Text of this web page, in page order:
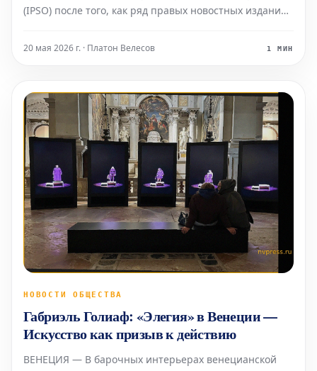
(IPSO) после того, как ряд правых новостных изданий
нигерийского попечителя по искусству Мисана
20 мая 2026 г. · Платон Велесов 1 МИН
НОВОСТИ ОБЩЕСТВА
Габриэль Голиаф: «Элегия» в Венеции —
Искусство как призыв к действию
ВЕНЕЦИЯ — В барочных интерьерах венецианской